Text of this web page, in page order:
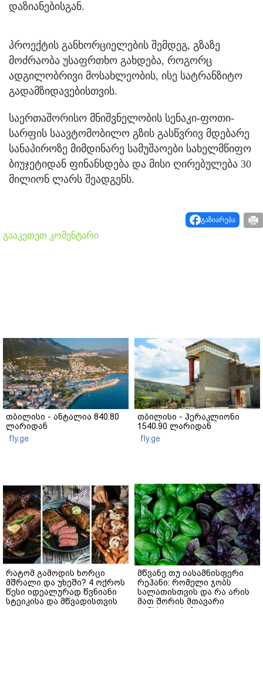
დაზიანებისგან.
პროექტის განხორციელების შემდეგ, გზაზე
მოძრაობა უსაფრთხო გახდება, როგორც
ადგილობრივი მოსახლეობის, ისე სატრანზიტო
გადამზიდავებისთვის.
საერთაშორისო მნიშვნელობის სენაკი-ფოთი-
სარფის საავტომობილო გზის გასწვრივ მდებარე
სანაპიროზე მიმდინარე სამუშაოები სახელმწიფო
ბიუჯეტიდან ფინანსდება და მისი ღირებულება 30
მილიონ ლარს შეადგენს.
გაზიარება
გააკეთეთ კომენტარი
თბილისი - ანტალია 840.80
ლარიდან
fly.ge
თბილისი - ჰერაკლიონი
1540.90 ლარიდან
fly.ge
რატომ გამოდის ხორცი
მშრალი და უხეში? 4 ოქროს
წესი იდეალურად წვნიანი
სტეიკისა და მწვადისთვის
მწვანე თუ იასამნისფერი
რეჰანი: რომელი ჯობს
სალათისთვის და რა არის
მათ შორის მთავარი
განსხვავება?